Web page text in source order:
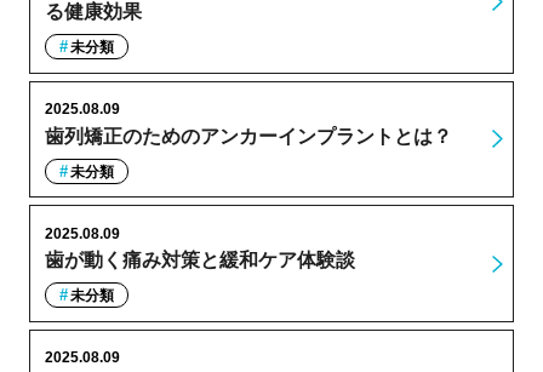
る健康効果
未分類
歯列矯正のためのアンカーインプラントとは？
2025.08.09
未分類
歯が動く痛み対策と緩和ケア体験談
2025.08.09
未分類
2025.08.09